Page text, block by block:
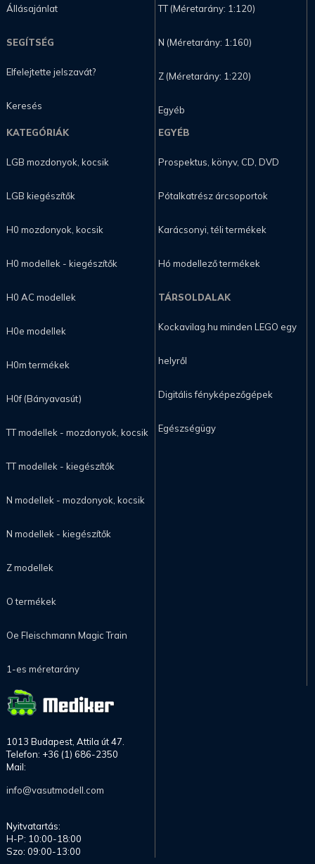
Állásajánlat
SEGÍTSÉG
Elfelejtette jelszavát?
Keresés
TT (Méretarány: 1:120)
N (Méretarány: 1:160)
Z (Méretarány: 1:220)
Egyéb
KATEGÓRIÁK
LGB mozdonyok, kocsik
LGB kiegészítők
H0 mozdonyok, kocsik
H0 modellek - kiegészítők
H0 AC modellek
H0e modellek
H0m termékek
H0f (Bányavasút)
TT modellek - mozdonyok, kocsik
TT modellek - kiegészítők
N modellek - mozdonyok, kocsik
N modellek - kiegészítők
Z modellek
O termékek
Oe Fleischmann Magic Train
1-es méretarány
EGYÉB
Prospektus, könyv, CD, DVD
Pótalkatrész árcsoportok
Karácsonyi, téli termékek
Hó modellező termékek
TÁRSOLDALAK
Kockavilag.hu minden LEGO egy
helyről
Digitális fényképezőgépek
Egészségügy
1013 Budapest, Attila út 47.
Telefon: +36 (1) 686-2350
Mail:
info@vasutmodell.com
Nyitvatartás:
H-P: 10:00-18:00
Szo: 09:00-13:00